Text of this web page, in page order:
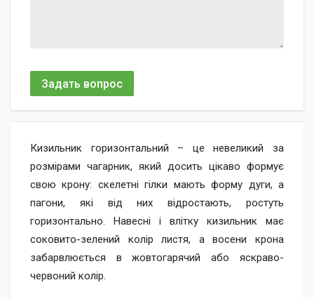
Задать вопрос
Кизильник горизонтальний – це невеликий за
розмірами чагарник, який досить цікаво формує
свою крону: скелетні гілки мають форму дуги, а
пагони, які від них відростають, ростуть
горизонтально. Навесні і влітку кизильник має
соковито-зелений колір листя, а восени крона
забарвлюється в жовтогарячий або яскраво-
червоний колір.